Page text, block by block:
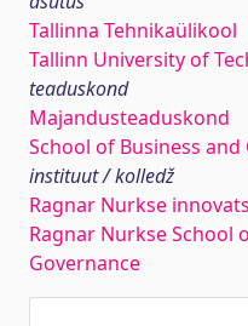
Tallinna Tehnikaülikool
Tallinn University of
teaduskond
Majandusteaduskond
School of Business and
instituut / kolledž
Ragnar Nurkse
Ragnar Nurkse School
Governance